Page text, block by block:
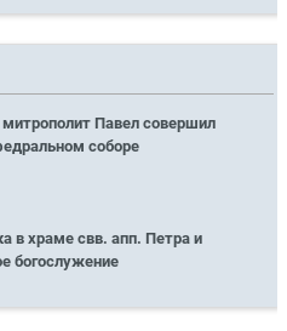
Павел совершил
соборе
в храме свв. апп. Петра и
богослужение